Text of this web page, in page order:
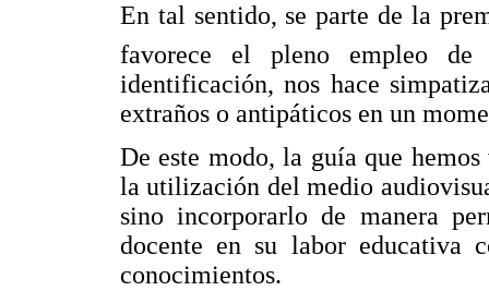
En tal sentido, se parte de la
favorece el pleno empleo de
identificación, nos hace
extraños o antipáticos en un
De este modo, la guía que
la utilización del medio
sino incorporarlo de manera
docente en su labor educativa
conocimientos.